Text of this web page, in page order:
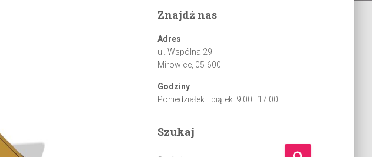
Znajdź nas
Adres
ul. Wspólna 29
Mirowice, 05-600
Godziny
Poniedziałek—piątek: 9:00–17:00
Szukaj